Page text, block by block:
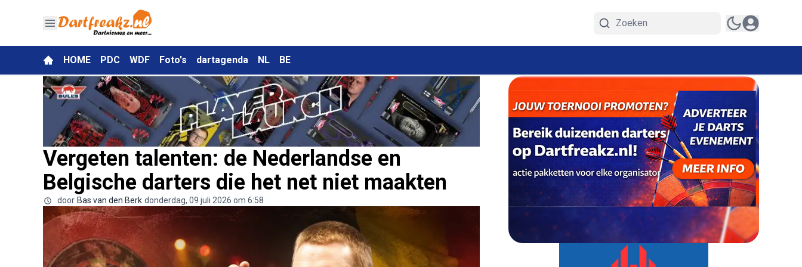
HOME PDC WDF Foto's dartagenda NL BE
Vergeten talenten: de Nederlandse en
Belgische darters die het net niet maakten
door Bas van den Berk donderdag, 09 juli 2026 om 6:58